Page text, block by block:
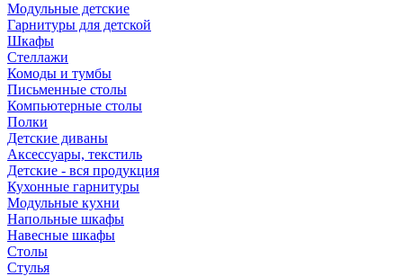
Модульные детские
Гарнитуры для детской
Шкафы
Стеллажи
Комоды и тумбы
Письменные столы
Компьютерные столы
Полки
Детские диваны
Аксессуары, текстиль
Детские - вся продукция
Кухонные гарнитуры
Модульные кухни
Напольные шкафы
Навесные шкафы
Столы
Стулья